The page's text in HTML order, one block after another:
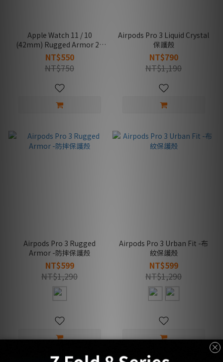
Apple Watch 11 / 10
(42mm) Rugged Armor 2 -
防摔保護殼
NT$550
NT$750
Airpods Pro 3 Liquid Crystal
保護殼
NT$790
NT$1,190
Airpods Pro 3 Rugged
Armor -防摔保護殼
NT$599
NT$1,290
Airpods Pro 3 Urban Fit -布
紋保護殼
NT$599
NT$1,290